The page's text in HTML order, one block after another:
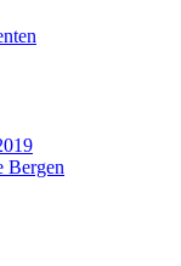
Bergen